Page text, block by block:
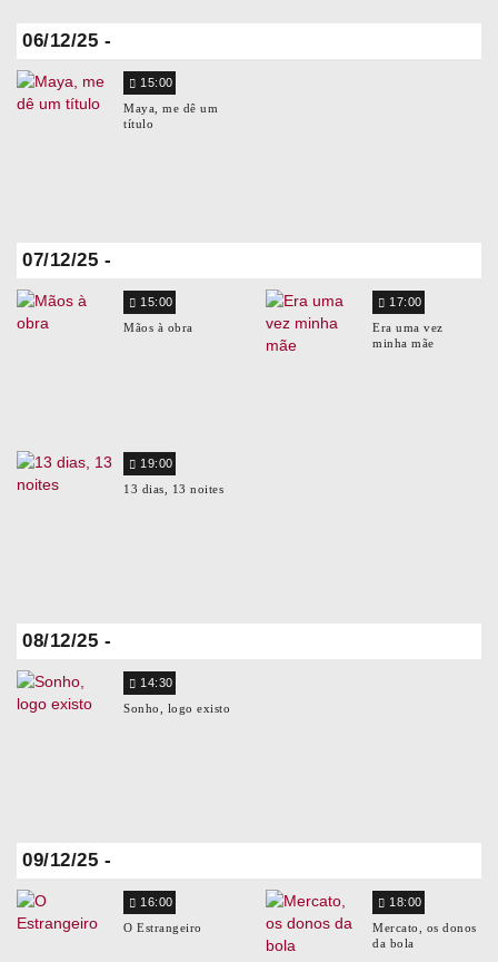
06/12/25 -
15:00
Maya, me dê um
título
07/12/25 -
15:00
Mãos à obra
17:00
Era uma vez
minha mãe
19:00
13 dias, 13 noites
08/12/25 -
14:30
Sonho, logo existo
09/12/25 -
16:00
O Estrangeiro
18:00
Mercato, os donos
da bola